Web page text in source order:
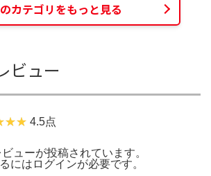
カテゴリをもっと見る
ビュー
4.5点
ューが投稿されています。
には ログインが必要です。